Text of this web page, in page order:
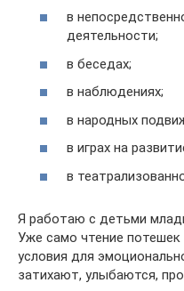
в
деятельности;
в беседах;
в наблюдениях;
в народных
в играх на
в
Я работаю с детьми
Уже само чтение
условия для
затихают, улыбаются,